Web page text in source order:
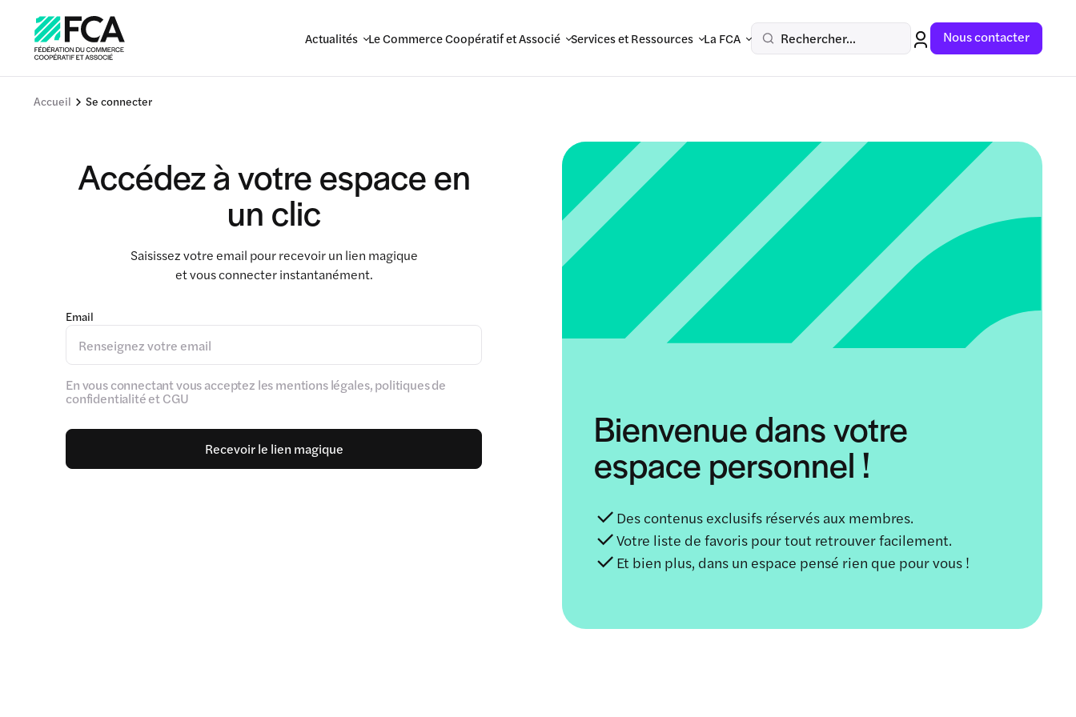
Actualités Le Commerce Coopératif et Associé Services et Ressources La FCA Rechercher... Nous contacter
Accueil Se connecter
Accédez à votre espace en
un clic
Saisissez votre email pour recevoir un lien magique
et vous connecter instantanément.
Email
En vous connectant vous acceptez les mentions légales, politiques de
confidentialité et CGU
Recevoir le lien magique Bienvenue dans votre
espace personnel !
Des contenus exclusifs réservés aux membres.
Votre liste de favoris pour tout retrouver facilement.
Et bien plus, dans un espace pensé rien que pour vous !